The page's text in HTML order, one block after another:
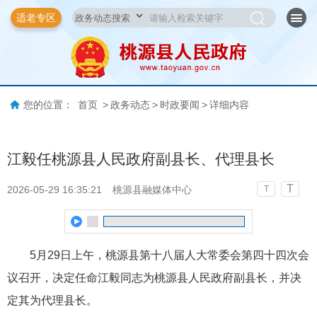
适老专区
您的位置： 首页 > 政务动态 > 时政要闻 > 详细内容
江毅任桃源县人民政府副县长、代理县长
2026-05-29 16:35:21 桃源县融媒体中心 T T
5月29日上午，桃源县第十八届人大常委会第四十四次会
议召开 ，决定任命江毅同志为桃源县人民政府副县长，并决
定其为代理县长。